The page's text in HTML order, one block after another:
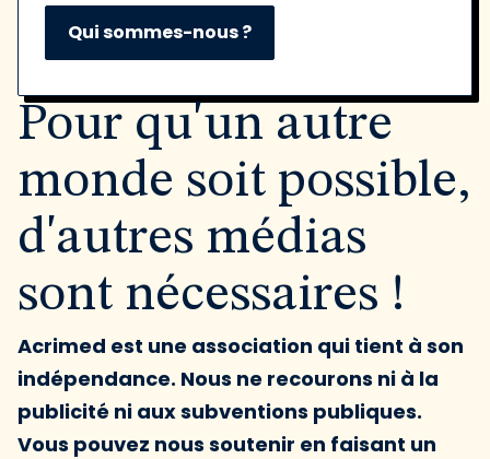
Qui sommes-nous ?
Pour qu'un autre
monde soit possible,
d'autres médias
sont nécessaires !
Acrimed est une association qui tient à son
indépendance. Nous ne recourons ni à la
publicité ni aux subventions publiques.
Vous pouvez nous soutenir en faisant un